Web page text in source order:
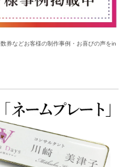
券などお客様の制作事例・お喜びの声をin